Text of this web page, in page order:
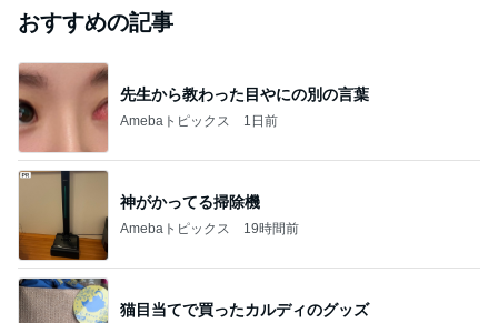
おすすめの記事
先生から教わった目やにの別の言葉
Amebaトピックス 1日前
神がかってる掃除機
Amebaトピックス 19時間前
猫目当てで買ったカルディのグッズ